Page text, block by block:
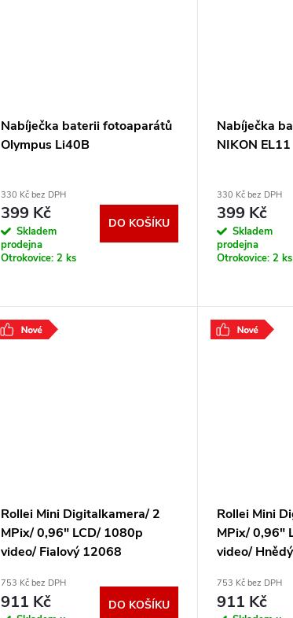
Nabíječka baterii fotoaparátů
Olympus Li40B
330 Kč bez DPH
399 Kč
Skladem
prodejna
Otrokovice:2 ks
DO KOŠÍKU
Nabíječka
NIKON EL11
330 Kč bez DPH
399 Kč
Skladem
prodejna
Otrokovice: 2 ks
Rollei Mini Digitalkamera/ 2
MPix/ 0,96" LCD/ 1080p
video/ Fialový 12068
753 Kč bez DPH
911 Kč DO KOŠÍKU
Rollei Mini
MPix/ 0,96"
video/
753 Kč bez DPH
911 Kč